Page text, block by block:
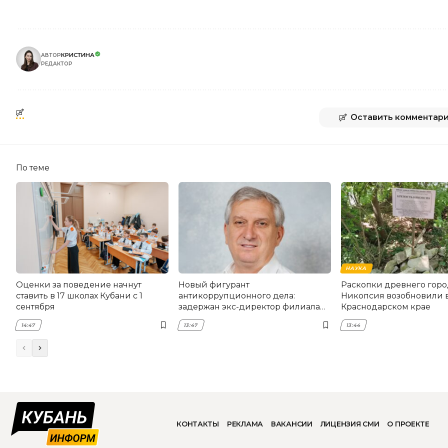
АВТОРКРИСТИНА
РЕДАКТОР
Оставить
По теме
Оценки за поведение начнут
ставить в 17 школах Кубани с 1
сентября
14:47
Новый фигурант
антикоррупционного дела:
задержан экс-директор филиала
НЭСК Крымска
13:47
НАУКА
Раскопки древнего
Никопсия возобновили
Краснодарском крае
13:44
КОНТАКТЫ РЕКЛАМА ВАКАНСИИ ЛИЦЕНЗИЯ СМИ О ПРОЕКТЕ